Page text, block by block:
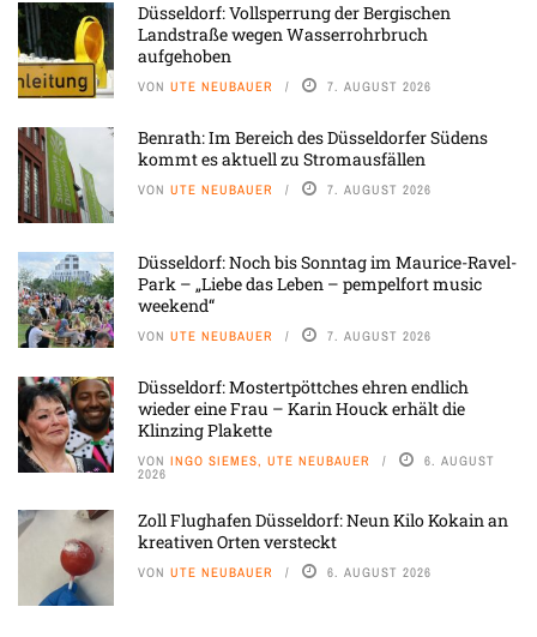
Düsseldorf: Vollsperrung der Bergischen
Landstraße wegen Wasserrohrbruch
aufgehoben
VON UTE NEUBAUER 7. AUGUST 2026
Benrath: Im Bereich des Düsseldorfer Südens
kommt es aktuell zu Stromausfällen
VON UTE NEUBAUER 7. AUGUST 2026
Düsseldorf: Noch bis Sonntag im Maurice-Ravel-
Park – „Liebe das Leben – pempelfort music
weekend“
VON UTE NEUBAUER 7. AUGUST 2026
Düsseldorf: Mostertpöttches ehren endlich
wieder eine Frau – Karin Houck erhält die
Klinzing Plakette
VON INGO SIEMES, UTE NEUBAUER 6. AUGUST
2026
Zoll Flughafen Düsseldorf: Neun Kilo Kokain an
kreativen Orten versteckt
VON UTE NEUBAUER 6. AUGUST 2026